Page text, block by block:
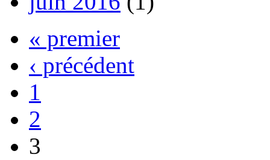
« premier
‹ précédent
1
2
3